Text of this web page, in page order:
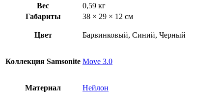
Вес
0,59 кг
Габариты
38 × 29 × 12 см
Цвет Барвинковый, Синий, Черный
Коллекция Samsonite Move 3.0
Материал Нейлон